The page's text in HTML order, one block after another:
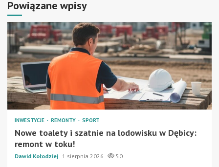
Powiązane wpisy
INWESTYCJE REMONTY SPORT
Nowe toalety i szatnie na lodowisku w Dębicy:
remont w toku!
Dawid Kołodziej 1 sierpnia 2026 50